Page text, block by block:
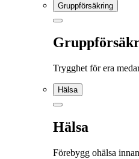
Gruppförsäkring
Trygghet för era
Hälsa
Hälsa
Förebygg ohälsa